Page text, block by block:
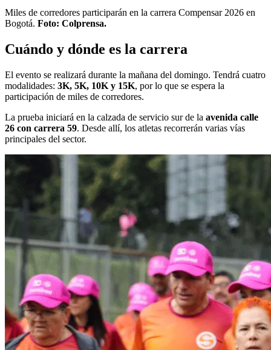
Miles de corredores participarán en la carrera Compensar 2026 en
Bogotá. Foto: Colprensa.
Cuándo y dónde es la carrera
El evento se realizará durante la mañana del domingo. Tendrá cuatro
modalidades: 3K, 5K, 10K y 15K, por lo que se espera la
participación de miles de corredores.
La prueba iniciará en la calzada de servicio sur de la avenida calle
26 con carrera 59. Desde allí, los atletas recorrerán varias vías
principales del sector.